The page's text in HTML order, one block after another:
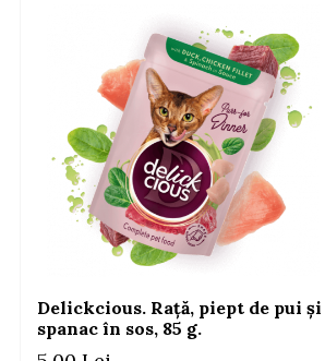
AFECTIUNI URINARE
LAPTE PRAF
AFECTIUNI OCULARE
AFECTIUNI URINARE
IMUNITATE
Delickcious. Rață, piept de pui și
spanac în sos, 85 g.